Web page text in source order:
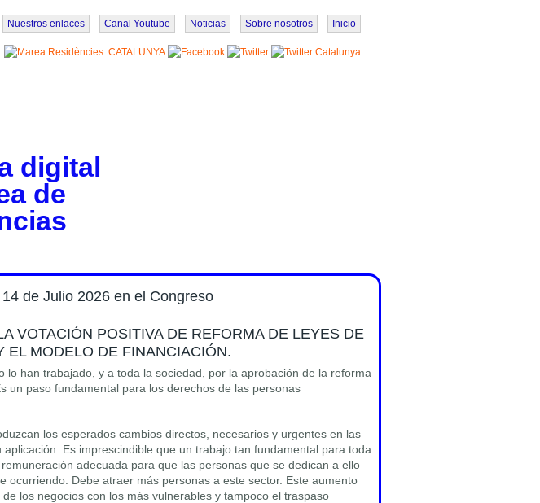
Inicio
Sobre nosotros
Noticias
Canal Youtube
Nuestros enlaces
digital
de
de Julio 2026 en el Congreso
VOTACIÓN POSITIVA DE REFORMA DE LEYES DE
EL MODELO DE FINANCIACIÓN.
han trabajado, y a toda la sociedad, por la aprobación de la reforma
un paso fundamental para los derechos de las personas
los esperados cambios directos, necesarios y urgentes en las
Es imprescindible que un trabajo tan fundamental para toda
adecuada para que las personas que se dedican a ello
Debe atraer más personas a este sector. Este aumento
los negocios con los más vulnerables y tampoco el traspaso